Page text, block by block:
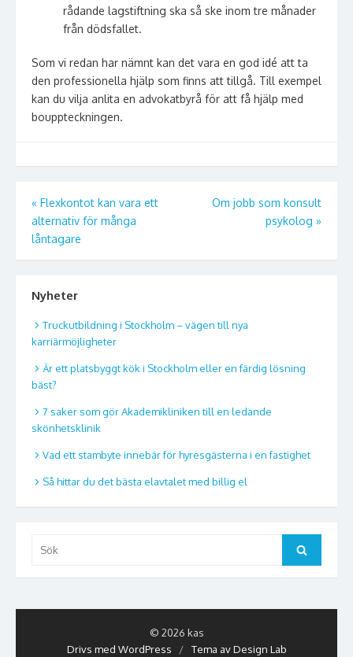
rådande lagstiftning ska så ske inom tre månader
från dödsfallet.
Som vi redan har nämnt kan det vara en god idé att ta
den professionella hjälp som finns att tillgå. Till exempel
kan du vilja anlita en advokatbyrå för att få hjälp med
bouppteckningen.
Inläggsnavigering
« Flexkontot kan vara ett
alternativ för många
låntagare
Om jobb som konsult
psykolog »
Nyheter
Truckutbildning i Stockholm – vägen till nya
karriärmöjligheter
Är ett platsbyggt kök i Stockholm eller en färdig lösning
bäst?
7 saker som gör Akademikliniken till en ledande
skönhetsklinik
Vad ett stambyte innebär för hyresgästerna i en fastighet
Så hittar du det bästa elavtalet med billig el
efter:
Sök
© 2026 kas
Drivs med WordPress
/ Tema av Design Lab